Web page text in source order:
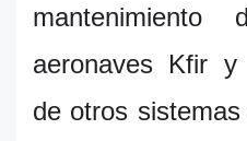
aeronaves Kfir y
de otros